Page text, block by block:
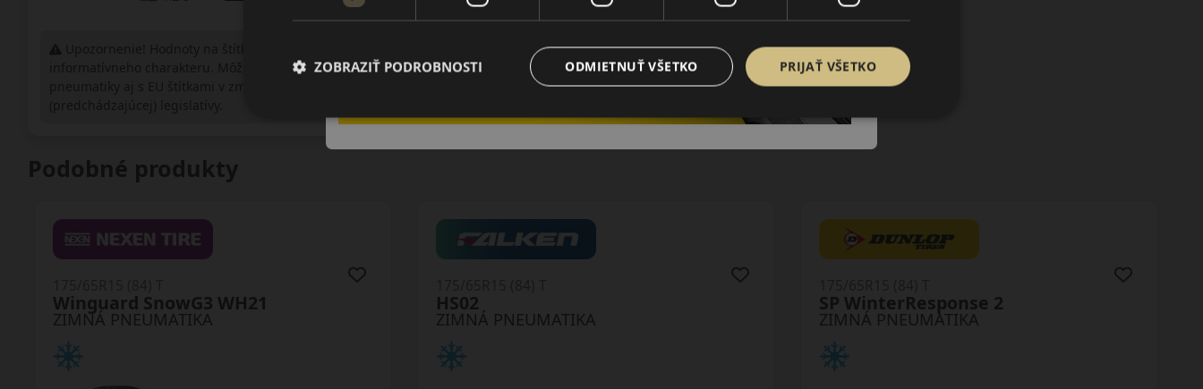
informatívneho charakteru. Môžu byť dodané
Podobné produkty
ZIMNÁ PNEUMATIKA
Polaris 6
ZIMNÁ PNEUMATIKA
Wintrac
ZIMNÁ PNEUMATIKA
Winguard SnowG3 WH21
PRIJAŤ VŠETKO
ODMIETNUŤ VŠETKO
ZOBRAZIŤ PODROBNOSTI